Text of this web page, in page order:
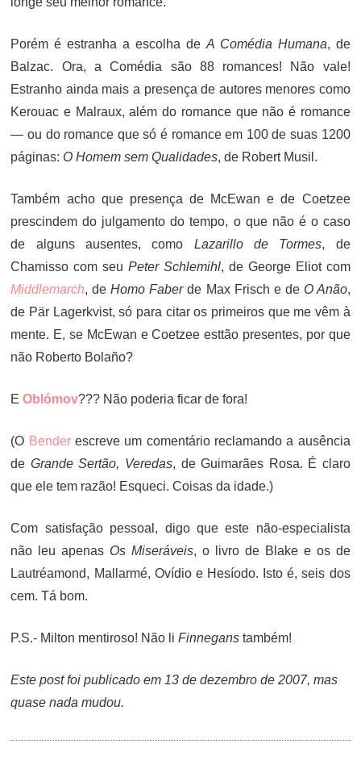
Porém é estranha a escolha de A Comédia Humana, de
Balzac. Ora, a Comédia são 88 romances! Não vale!
Estranho ainda mais a presença de autores menores como
Kerouac e Malraux, além do romance que não é romance
— ou do romance que só é romance em 100 de suas 1200
páginas: O Homem sem Qualidades, de Robert Musil.
Também acho que presença de McEwan e de Coetzee
prescindem do julgamento do tempo, o que não é o caso
de alguns ausentes, como Lazarillo de Tormes, de
Chamisso com seuPeter Schlemihl, de George Eliot com
Middlemarch, deHomo Faberde Max Frisch e de O Anão,
de Pär Lagerkvist, só para citar os primeiros que me vêm à
mente. E, se McEwan e Coetzee esttão presentes, por que
não Roberto Bolaño?
EOblómov??? Não poderia ficar de fora!
(O Benderescreve um comentário reclamando a ausência
de Grande Sertão, Veredas, de Guimarães Rosa. É claro
que ele tem razão! Esqueci. Coisas da idade.)
Com satisfação pessoal, digo que este não-especialista
não leu apenas Os Miseráveis, o livro de Blake e os de
Lautréamond, Mallarmé, Ovídio e Hesíodo. Isto é, seis dos
cem. Tá bom.
P.S.- Milton mentiroso! Não liFinnegans também!
Este post foi publicado em 13 de dezembro de 2007, mas
quase nada mudou.